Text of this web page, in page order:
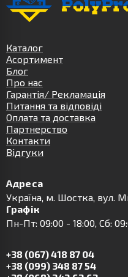
Каталог
Асортимент
Блог
Про нас
Гарантія/ Рекламація
Питання та відповіді
Оплата та доставка
Партнерство
Контакти
Відгуки
Адреса
Українa, м. Шостка, вул.
Графік
Пн-Пт: 09:00 - 18:00, Сб:
+38 (067) 418 87 04
+38 (099) 348 87 54